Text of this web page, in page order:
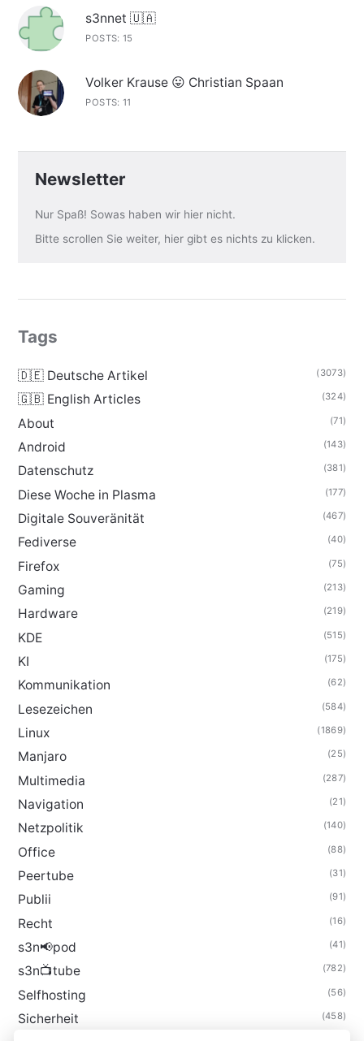
s3nnet 🇺🇦
POSTS: 15
Volker Krause 😛 Christian Spaan
POSTS: 11
Newsletter
Nur Spaß! Sowas haben wir hier nicht.
Bitte scrollen Sie weiter, hier gibt es nichts zu klicken.
Tags
🇩🇪 Deutsche Artikel (3073)
🇬🇧 English Articles (324)
About (71)
Android (143)
Datenschutz (381)
Diese Woche in Plasma (177)
Digitale Souveränität (467)
Fediverse (40)
Firefox (75)
Gaming (213)
Hardware (219)
KDE (515)
KI (175)
Kommunikation (62)
Lesezeichen (584)
Linux (1869)
Manjaro (25)
Multimedia (287)
Navigation (21)
Netzpolitik (140)
Office (88)
Peertube (31)
Publii (91)
Recht (16)
s3n📢pod (41)
s3n📺tube (782)
Selfhosting (56)
Sicherheit (458)